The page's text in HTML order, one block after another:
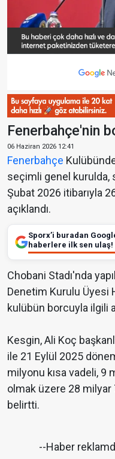
Fenerbahçe'nin
06 Haziran 2026 12:41
Fenerbahçe
seçimli genel kurulda,
Şubat 2026 itibarıyla
açıklandı.
Sporx’i buradan
haberlere ilk sen ulaş!
Chobani Stadı'nda
Denetim Kurulu Üyesi
kulübün borcuyla ilgili
Kesgin, Ali Koç
ile 21 Eylül 2025
milyonu kısa vadeli, 9
olmak üzere 28
belirtti.
--Haber